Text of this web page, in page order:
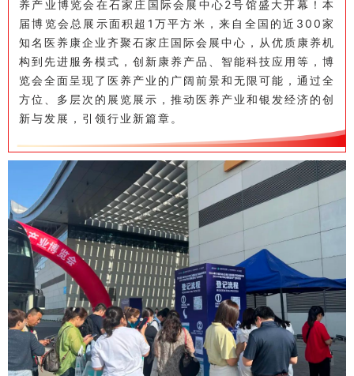
养产业博览会在石家庄国际会展中心2号馆盛大开幕！本
届博览会总展示面积超1万平方米，来自全国的近300家
知名医养康企业齐聚石家庄国际会展中心，从优质康养机
构到先进服务模式，创新康养产品、智能科技应用等，博
览会全面呈现了医养产业的广阔前景和无限可能，通过全
方位、多层次的展览展示，推动医养产业和银发经济的创
新与发展，引领行业新篇章。